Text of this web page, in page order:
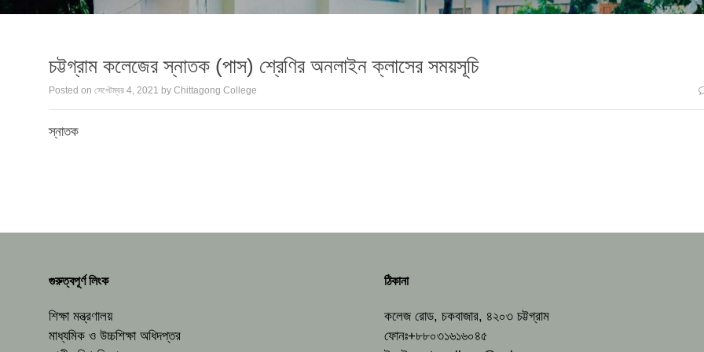
চট্টগ্রাম কলেজের স্নাতক (পাস) শ্রেণির অনলাইন ক্লাসের সময়সূচি
Posted on সেপ্টেম্বর 4, 2021 by Chittagong College
স্নাতক
গুরুত্বপূর্ণ লিংক
শিক্ষা মন্ত্রণালয়
মাধ্যমিক ও উচ্চশিক্ষা অধিদপ্তর
ঠিকানা
কলেজ রোড, চকবাজার, ৪২০৩ চট্টগ্রাম
ফোনঃ+৮৮০৩১৬১৬০৪৫